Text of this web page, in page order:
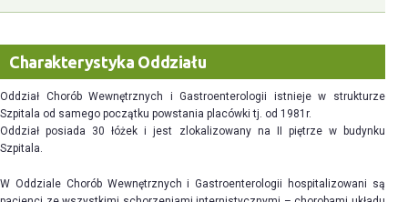
Charakterystyka Oddziału
Oddział Chorób Wewnętrznych i Gastroenterologii istnieje w strukturze
Szpitala od samego początku powstania placówki tj. od 1981r.
Oddział posiada 30 łóżek i jest zlokalizowany na II piętrze w budynku
Szpitala.
W Oddziale Chorób Wewnętrznych i Gastroenterologii hospitalizowani są